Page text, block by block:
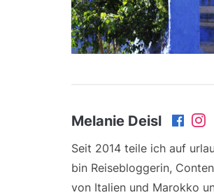
Melanie Deisl
Seit 2014 teile ich auf
bin Reisebloggerin,
von Italien und Marokko